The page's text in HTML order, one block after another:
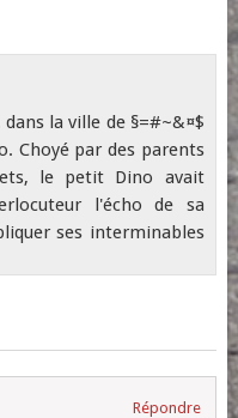
dans la ville de §=#~&¤$
Choyé par des parents
le petit Dino avait
l'écho de sa
ses interminables
Répondre